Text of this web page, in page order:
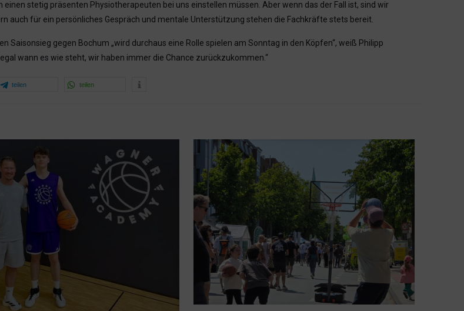
stetig präsenten Physiotherapeuten bei uns einstellen müssen. Aber wenn das der Fall ist, sind wir
auch für ein persönliches Gespräch und mentale Unterstützung stehen die Fachkräfte stets bereit.
Saisonsieg gegen Bochum „wird durchaus eine Rolle spielen am Sonntag in den Köpfen“, weiß Philipp
wann es wie steht, wir haben immer die Chance zurückzukommen.“
teilen teilen